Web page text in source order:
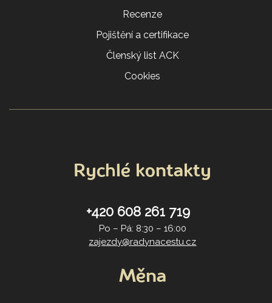
Recenze
Pojištění a certifikace
Členský list ACK
Cookies
Rychlé kontakty
+420 608 261 719
Po – Pá: 8:30 – 16:00
zajezdy@radynacestu.cz
Měna